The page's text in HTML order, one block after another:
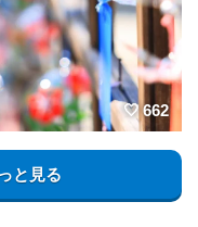
662
と見る